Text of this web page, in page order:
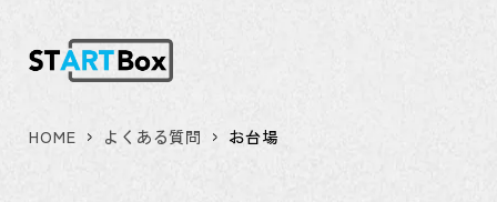
HOME よくある質問 お台場